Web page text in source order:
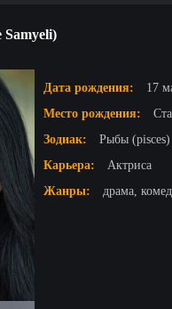
Дата рождения:
17
Место рождения:
Зодиак:
Рыбы (pisces)
Карьера:
Актриса
Жанры:
драма,